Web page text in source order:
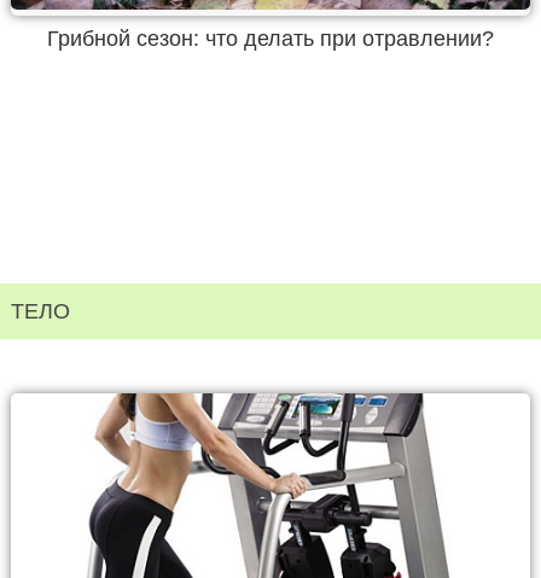
Грибной сезон: что делать при отравлении?
ТЕЛО